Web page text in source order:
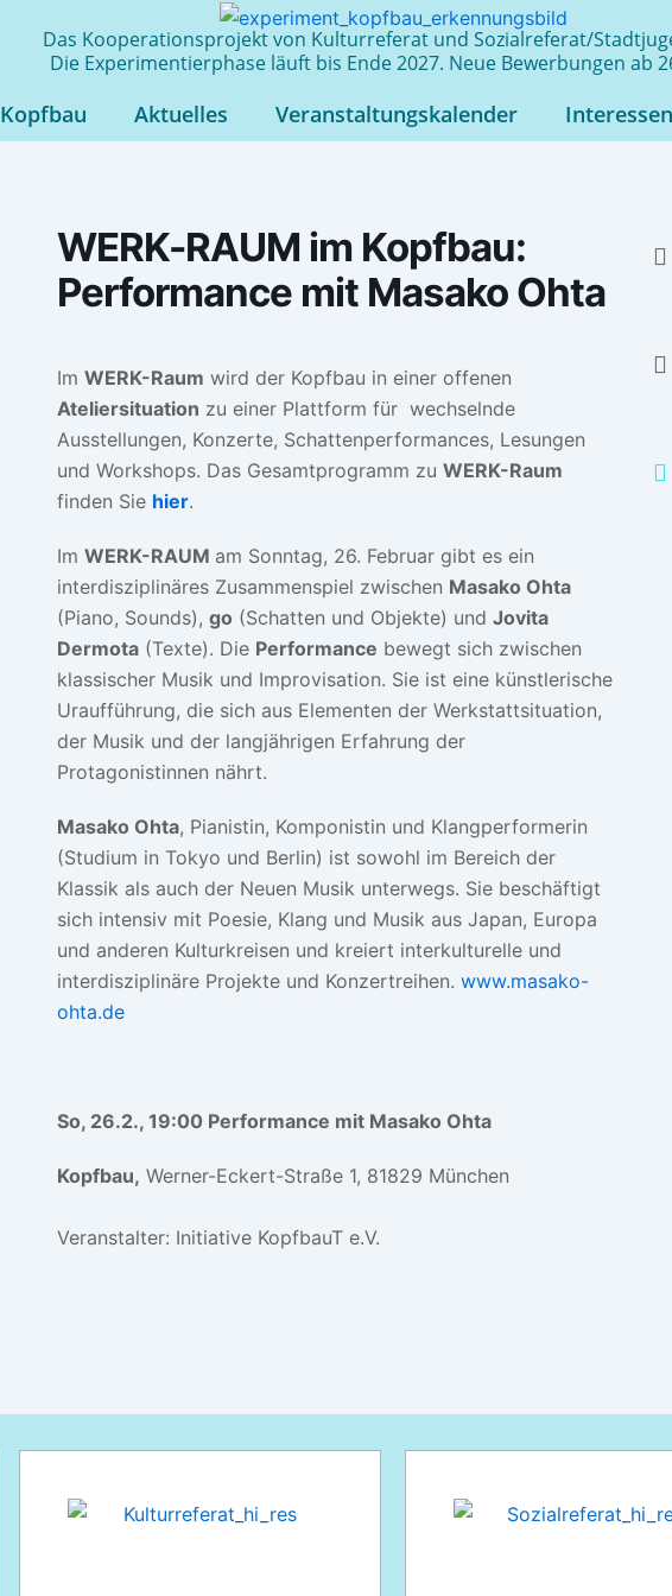
Das Kooperationsprojekt von Kulturreferat und Sozialreferat/
Die Experimentierphase läuft bis Ende 2027. Neue Bewerbungen ab
Kopfbau Aktuelles Veranstaltungskalender
WERK-RAUM im Kopfbau:
Performance mit Masako Ohta
Im WERK-Raum wird der Kopfbau in einer offenen
Ateliersituation zu einer Plattform für wechselnde
Ausstellungen, Konzerte, Schattenperformances, Lesungen
und Workshops. Das Gesamtprogramm zu WERK-Raum
finden Sie hier.
Im WERK-RAUM am Sonntag, 26. Februar gibt es ein
interdisziplinäres Zusammenspiel zwischen Masako Ohta
(Piano, Sounds), go (Schatten und Objekte) und Jovita
Dermota(Texte). Die Performance bewegt sich zwischen
klassischer Musik und Improvisation. Sie ist eine künstlerische
Uraufführung, die sich aus Elementen der Werkstattsituation,
der Musik und der langjährigen Erfahrung der
Protagonistinnen nährt.
Masako Ohta, Pianistin, Komponistin und Klangperformerin
(Studium in Tokyo und Berlin) ist sowohl im Bereich der
Klassik als auch der Neuen Musik unterwegs. Sie beschäftigt
sich intensiv mit Poesie, Klang und Musik aus Japan, Europa
und anderen Kulturkreisen und kreiert interkulturelle und
interdisziplinäre Projekte und Konzertreihen. www.masako-
ohta.de
So, 26.2., 19:00 Performance mit Masako Ohta
Kopfbau, Werner-Eckert-Straße 1, 81829 München
Veranstalter: Initiative KopfbauT e.V.